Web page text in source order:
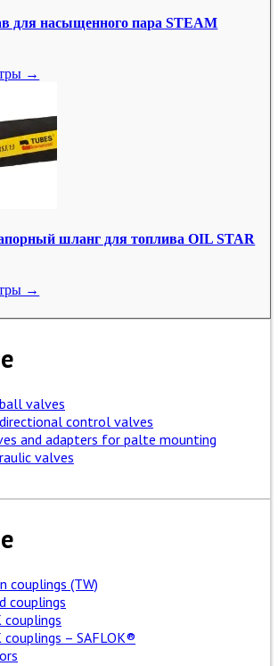
для насыщенного пара STEAM
→
шланг для топлива OIL STAR
→
valves
control valves
and adapters for palte mounting
valves
couplings (TW)
couplings
couplings
couplings – SAFLOK®